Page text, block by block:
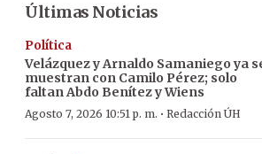
Últimas Noticias
Política
Velázquez y Arnaldo Samaniego ya
muestran con Camilo Pérez; solo
faltan Abdo Benítez y Wiens
Agosto 7, 2026 10:51 p. m. · Redacción ÚH